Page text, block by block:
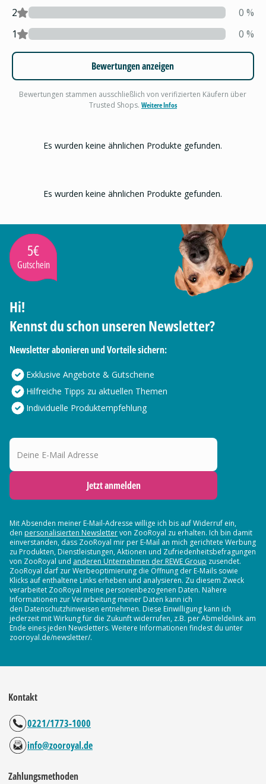
2 0 %
1
0 %
Bewertungen anzeigen
Bewertungen stammen ausschließlich von verifizierten Käufern über
Trusted Shops. Weitere Infos
Es wurden keine ähnlichen Produkte gefunden.
Es wurden keine ähnlichen Produkte gefunden.
5€
Gutschein
Hi!
Kennst du schon unseren Newsletter?
Newsletter abonieren und Vorteile sichern:
Exklusive Angebote & Gutscheine
Hilfreiche Tipps zu aktuellen Themen
Individuelle Produktempfehlung
Deine E-Mail Adresse
Jetzt anmelden
Mit Absenden meiner E-Mail-Adresse willige ich bis auf Widerruf ein,
den personalisierten Newslettervon ZooRoyal zu erhalten. Ich bin damit
einverstanden, dass ZooRoyal mir per E-Mail an mich gerichtete Werbung
zu Produkten, Dienstleistungen, Aktionen und Zufriedenheitsbefragungen
von ZooRoyal und anderen Unternehmen der REWE Group zusendet.
ZooRoyal darf zur Werbeoptimierung die Öffnung der E-Mails sowie
Klicks auf enthaltene Links erheben und analysieren. Zu diesem Zweck
verarbeitet ZooRoyal meine personenbezogenen Daten. Nähere
Informationen zur Verarbeitung meiner Daten kann ich
den Datenschutzhinweisen entnehmen. Diese Einwilligung kann ich
jederzeit mit Wirkung für die Zukunft widerrufen, z.B. per Abmeldelink am
Ende eines jeden Newsletters. Weitere Informationen findest du unter
zooroyal.de/newsletter/.
Kontakt
0221/1773-1000
info@zooroyal.de
Zahlungsmethoden